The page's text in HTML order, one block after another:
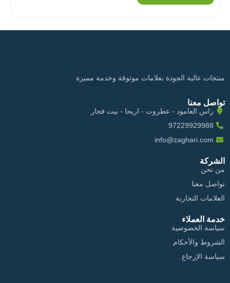
منتجات عالية الجودة بعلامات موثوقة وخدمة مميزة
تواصل معنا
راس العامود - عطروت - اريحا - بيت فجار
97229929988
info@zaghari.com
الشركة
من نحن
تواصل معنا
العلامات التجارية
خدمة العملاء
سياسة الخصوصية
الشروط والأحكام
سياسة الإرجاع